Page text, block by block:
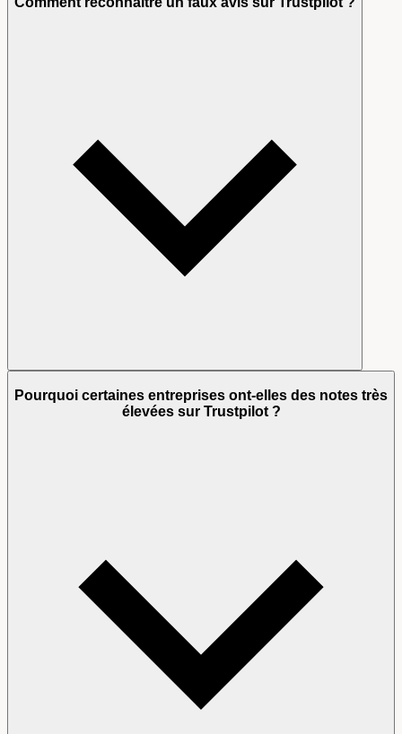
Pourquoi certaines entreprises ont-elles des notes très
élevées sur Trustpilot ?